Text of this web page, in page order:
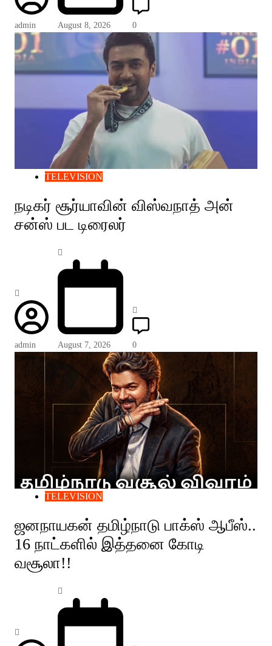
admin August 8, 2026 0
TELEVISION
நடிகர் சூர்யாவின் விஸ்வநாத் அன்
சன்ஸ் பட டிரைலர்
admin August 7, 2026 0
TELEVISION
ஜனநாயகன் தமிழ்நாடு பாக்ஸ் ஆபீஸ்..
16 நாட்களில் இத்தனை கோடி
வசூலா!!